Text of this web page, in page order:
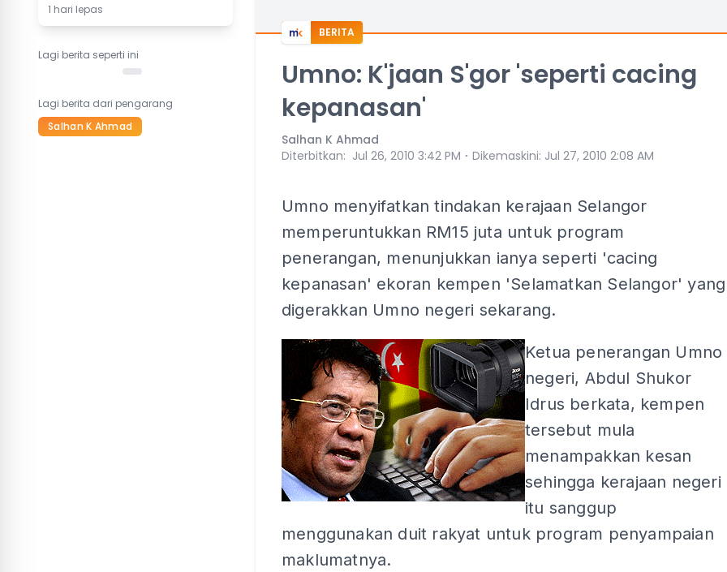
1 hari lepas
Lagi berita seperti ini
Lagi berita dari pengarang
Salhan K Ahmad
BERITA
Umno: K'jaan S'gor 'seperti cacing
kepanasan'
Salhan K Ahmad
Diterbitkan: Jul 26, 2010 3:42 PM ⋅ Dikemaskini: Jul 27, 2010 2:08 AM
Umno menyifatkan tindakan kerajaan Selangor
memperuntukkan RM15 juta untuk program
penerangan, menunjukkan ianya seperti 'cacing
kepanasan' ekoran kempen 'Selamatkan Selangor' yang
digerakkan Umno negeri sekarang.
Ketua penerangan Umno
negeri, Abdul Shukor
Idrus berkata, kempen
tersebut mula
menampakkan kesan
sehingga kerajaan negeri
itu sanggup
menggunakan duit rakyat untuk program penyampaian
maklumatnya.